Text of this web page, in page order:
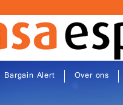
Bargain Alert Over ons